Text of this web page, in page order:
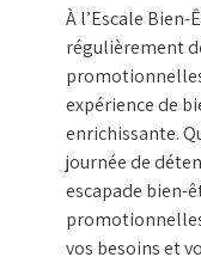
À l’Escale
régulièrement
expérience de
enrichissante.
journée de
escapade bien-
vos besoins et